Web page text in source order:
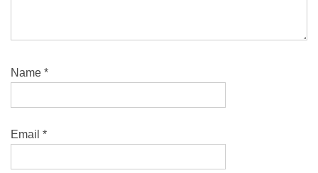
Name *
Email *